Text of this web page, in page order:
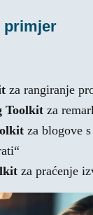
primjer
za rangiranje
Toolkit za
za blogove
za praćenje